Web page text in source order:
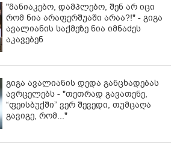
"მანიაკებო, დამპლებო, შენ არ იცი
რომ ნია არაფერშუაში არაა?!" - გიგა
ავალიანის საქმეზე ნია იმნაძეს
აკავებენ
გიგა ავალიანის დედა განცხადებას
ავრცელებს - "თეთრად გავათენე,
“ფეისბუქში” ვერ შევედი, თუმცაღა
გავიგე, რომ..."